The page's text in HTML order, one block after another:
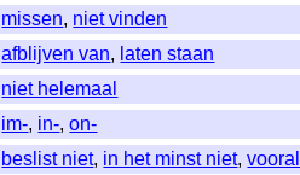
missen, niet vinden
afblijven van, laten staan
niet helemaal
im-, in-,on-
beslist niet, in het minst niet,